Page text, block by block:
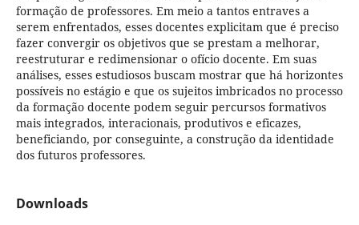
formação de professores. Em meio a tantos entraves a
serem enfrentados, esses docentes explicitam que é preciso
fazer convergir os objetivos que se prestam a melhorar,
reestruturar e redimensionar o ofício docente. Em suas
análises, esses estudiosos buscam mostrar que há horizontes
possíveis no estágio e que os sujeitos imbricados no processo
da formação docente podem seguir percursos formativos
mais integrados, interacionais, produtivos e eficazes,
beneficiando, por conseguinte, a construção da identidade
dos futuros professores.
Downloads